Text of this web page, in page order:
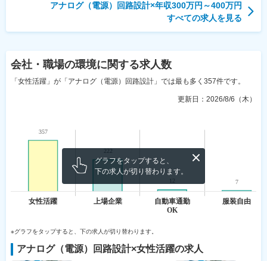
アナログ（電源）回路設計×年収300万円～400万円
すべての求人を見る
会社・職場の環境に関する求人数
「女性活躍」が「アナログ（電源）回路設計」では最も多く357件です。
更新日： 2026/8/6（木）
グラフをタップすると、
下の求人が切り替わります。
※グラフをタップすると、下の求人が切り替わります。
アナログ（電源）回路設計×女性活躍の求人